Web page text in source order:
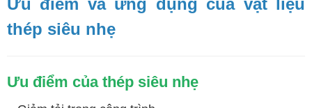
Ưu điểm và ứng dụng của vật liệu
thép siêu nhẹ
Ưu điểm của thép siêu nhẹ